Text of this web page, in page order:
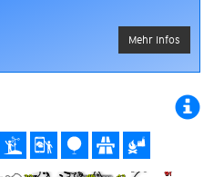
Mehr Infos